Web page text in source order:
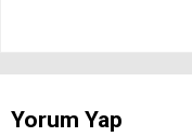
Yorum Yap